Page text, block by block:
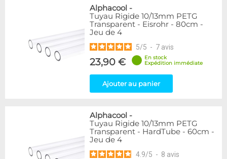
Alphacool -
Tuyau Rigide 10/13mm PETG
Transparent - Eisrohr - 80cm -
Jeu de 4
5/5 - 7 avis
23,90 €
En stock
Expédition immédiate
Ajouter au panier
Alphacool -
Tuyau Rigide 10/13mm PETG
Transparent - HardTube - 60cm -
Jeu de 4
4.9/5 - 8 avis